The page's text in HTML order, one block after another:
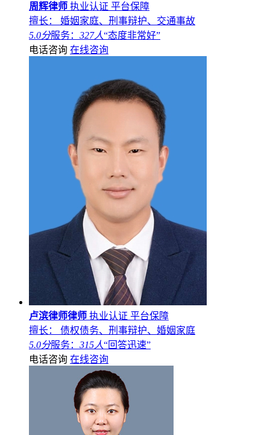
周辉律师 执业认证 平台保障
擅长： 婚姻家庭、刑事辩护、交通事故
5.0分服务： 327人“态度非常好”
电话咨询 在线咨询
卢滨律师律师 执业认证 平台保障
擅长： 债权债务、刑事辩护、婚姻家庭
5.0分服务： 315人“回答迅速”
电话咨询 在线咨询